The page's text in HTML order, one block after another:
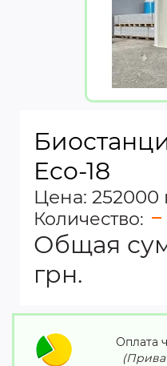
Eco-18
Цена: 252000
Количество:
Общая
грн.
Оплата